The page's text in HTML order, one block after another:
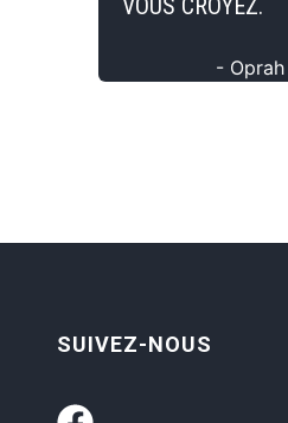
VOUS CROYEZ.
-
SUIVEZ-NOUS